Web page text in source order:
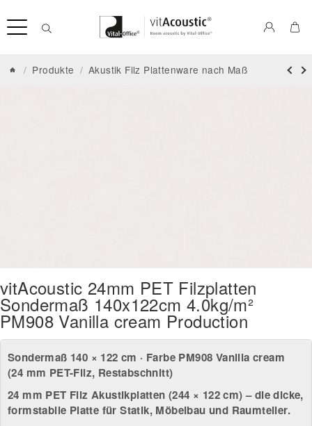
/ Produkte / Akustik Filz Plattenware nach Maß
vitAcoustic 24mm PET Filzplatten
Sondermaß 140x122cm 4.0kg/m²
PM908 Vanilla cream Production
Sondermaß 140 × 122 cm · Farbe PM908 Vanilla cream
(24 mm PET-Filz, Restabschnitt)
24 mm PET Filz Akustikplatten (244 × 122 cm) – die dicke,
formstabile Platte für Statik, Möbelbau und Raumteiler.